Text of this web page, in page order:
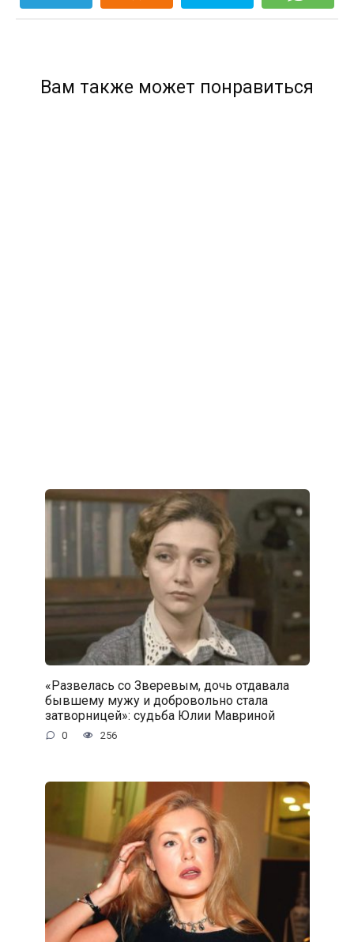
Вам также может понравиться
«Развелась со Зверевым, дочь отдавала
бывшему мужу и добровольно стала
затворницей»: судьба Юлии Мавриной
0 256